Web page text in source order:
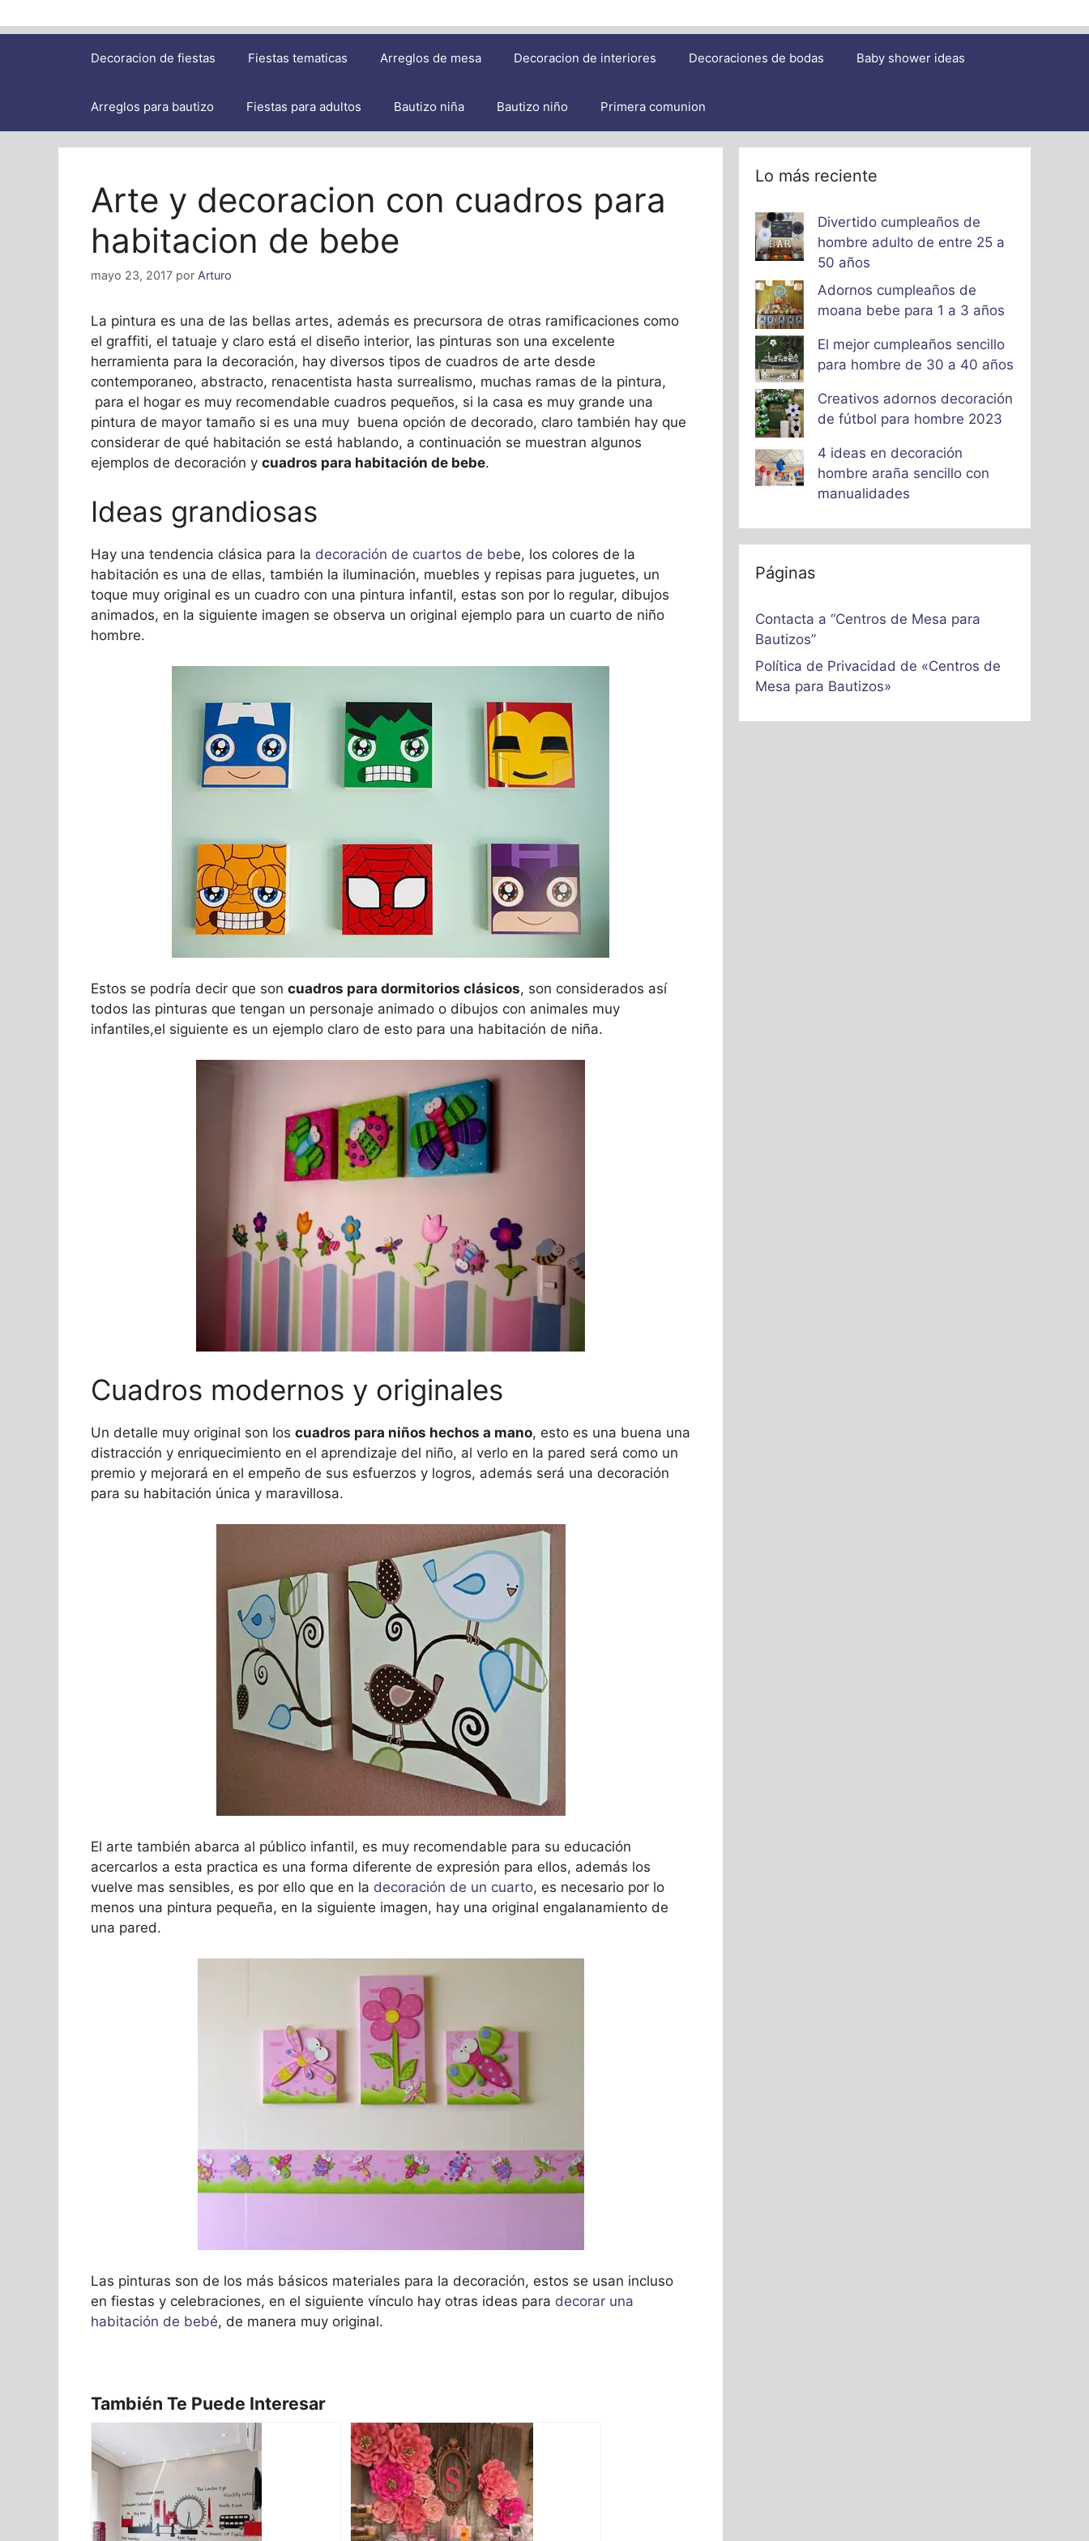
Decoracion de fiestas Fiestas tematicas Arreglos de mesa Decoracion de interiores Decoraciones de bodas Baby shower ideas
Arreglos para bautizo Fiestas para adultos Bautizo niña Bautizo niño Primera comunion
Arte y decoracion con cuadros para
habitacion de bebe
mayo 23, 2017 por Arturo
La pintura es una de las bellas artes, además es precursora de otras ramificaciones como
el graffiti, el tatuaje y claro está el diseño interior, las pinturas son una excelente
herramienta para la decoración, hay diversos tipos de cuadros de arte desde
contemporaneo, abstracto, renacentista hasta surrealismo, muchas ramas de la pintura,
para el hogar es muy recomendable cuadros pequeños, si la casa es muy grande una
pintura de mayor tamaño si es una muy buena opción de decorado, claro también hay que
considerar de qué habitación se está hablando, a continuación se muestran algunos
ejemplos de decoración y cuadros para habitación de bebe.
Ideas grandiosas
Hay una tendencia clásica para la decoración de cuartos de bebe, los colores de la
habitación es una de ellas, también la iluminación, muebles y repisas para juguetes, un
toque muy original es un cuadro con una pintura infantil, estas son por lo regular, dibujos
animados, en la siguiente imagen se observa un original ejemplo para un cuarto de niño
hombre.
Estos se podría decir que son cuadros para dormitorios clásicos, son considerados así
todos las pinturas que tengan un personaje animado o dibujos con animales muy
infantiles,el siguiente es un ejemplo claro de esto para una habitación de niña.
Cuadros modernos y originales
Un detalle muy original son los cuadros para niños hechos a mano, esto es una buena una
distracción y enriquecimiento en el aprendizaje del niño, al verlo en la pared será como un
premio y mejorará en el empeño de sus esfuerzos y logros, además será una decoración
para su habitación única y maravillosa.
El arte también abarca al público infantil, es muy recomendable para su educación
acercarlos a esta practica es una forma diferente de expresión para ellos, además los
vuelve mas sensibles, es por ello que en la decoración de un cuarto, es necesario por lo
menos una pintura pequeña, en la siguiente imagen, hay una original engalanamiento de
una pared.
Las pinturas son de los más básicos materiales para la decoración, estos se usan incluso
en fiestas y celebraciones, en el siguiente vínculo hay otras ideas para decorar una
habitación de bebé, de manera muy original.
También Te Puede Interesar
Lo más reciente
Divertido cumpleaños de
hombre adulto de entre 25 a
50 años
Adornos cumpleaños de
moana bebe para 1 a 3 años
El mejor cumpleaños sencillo
para hombre de 30 a 40 años
Creativos adornos decoración
de fútbol para hombre 2023
4 ideas en decoración
hombre araña sencillo con
manualidades
Páginas
Contacta a “Centros de Mesa para
Bautizos”
Política de Privacidad de «Centros de
Mesa para Bautizos»